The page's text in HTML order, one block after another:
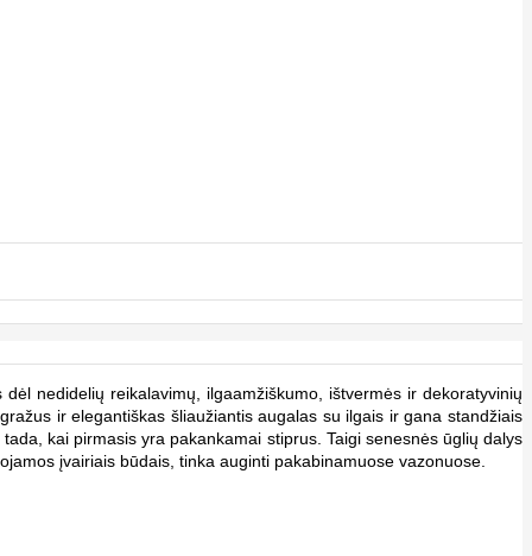
nedidelių reikalavimų, ilgaamžiškumo, ištvermės ir dekoratyvinių
ir elegantiškas šliaužiantis augalas su ilgais ir gana standžiais
kai pirmasis yra pakankamai stiprus. Taigi senesnės ūglių dalys
įvairiais būdais, tinka auginti pakabinamuose vazonuose.